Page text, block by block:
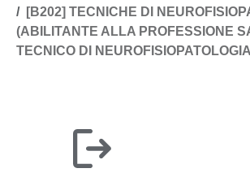
[B202] TECNICHE DI
(ABILITANTE ALLA PROFESSIONE
TECNICO DI